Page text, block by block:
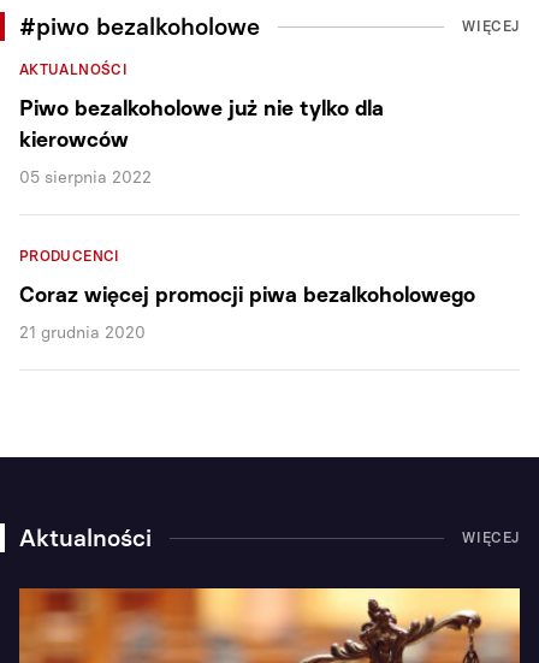
#piwo bezalkoholowe WIĘCEJ
AKTUALNOŚCI
Piwo bezalkoholowe już nie tylko dla
kierowców
05 sierpnia 2022
PRODUCENCI
Coraz więcej promocji piwa bezalkoholowego
21 grudnia 2020
Aktualności WIĘCEJ